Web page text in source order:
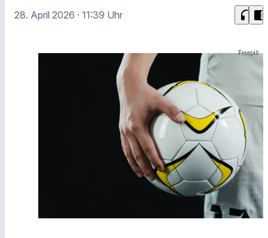
28. April 2026 · 11:39 Uhr headphones chrome_reader_mode
Freepik